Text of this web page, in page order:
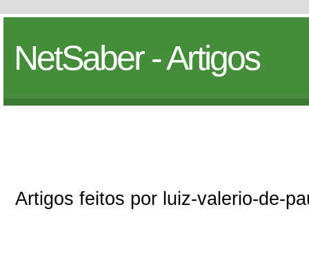
NetSaber - Artigos
Artigos feitos por luiz-valerio-de-